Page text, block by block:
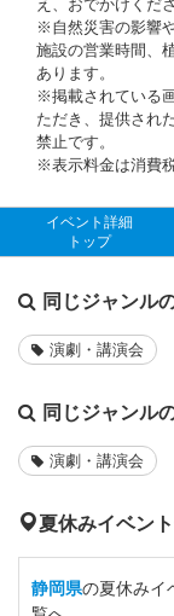
※自然災害の影響
施設の営業時間、
あります。
※掲載されている
ただき、提供され
禁止です。
※表示料金は消費
イベント詳細
トップ
同じジャンル
演劇・講演会
同じジャンル
演劇・講演会
夏休みイベン
静岡県の夏休みイ